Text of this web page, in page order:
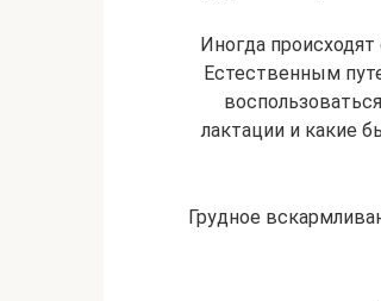
Иногда
Естественным
лактации и какие
Грудное